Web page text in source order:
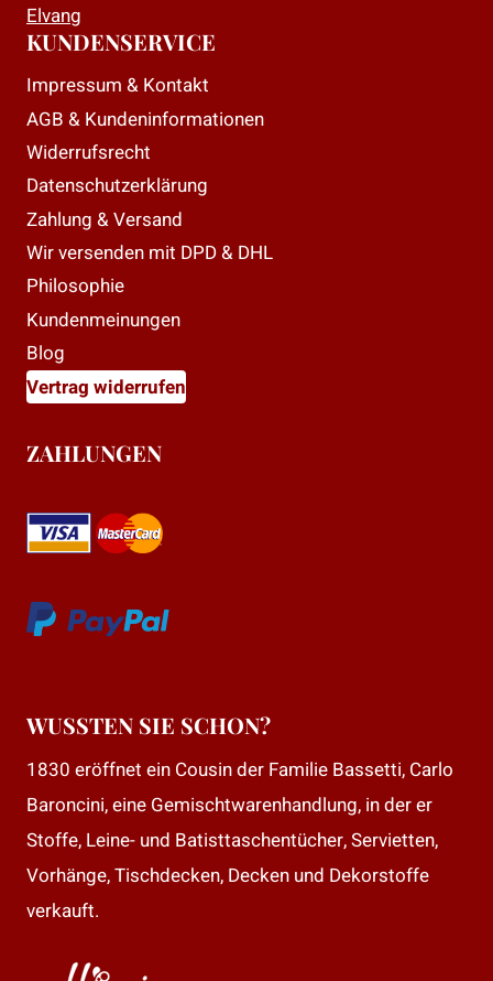
Elvang
KUNDENSERVICE
Impressum & Kontakt
AGB & Kundeninformationen
Widerrufsrecht
Datenschutzerklärung
Zahlung & Versand
Wir versenden mit DPD & DHL
Philosophie
Kundenmeinungen
Blog
Vertrag widerrufen
ZAHLUNGEN
WUSSTEN SIE SCHON?
1830 eröffnet ein Cousin der Familie Bassetti, Carlo
Baroncini, eine Gemischtwarenhandlung, in der er
Stoffe, Leine- und Batisttaschentücher, Servietten,
Vorhänge, Tischdecken, Decken und Dekorstoffe
verkauft.